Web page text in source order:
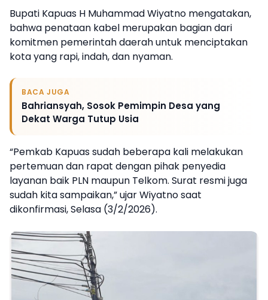
Bupati Kapuas H Muhammad Wiyatno mengatakan,
bahwa penataan kabel merupakan bagian dari
komitmen pemerintah daerah untuk menciptakan
kota yang rapi, indah, dan nyaman.
BACA JUGA
Bahriansyah, Sosok Pemimpin Desa yang
Dekat Warga Tutup Usia
“Pemkab Kapuas sudah beberapa kali melakukan
pertemuan dan rapat dengan pihak penyedia
layanan baik PLN maupun Telkom. Surat resmi juga
sudah kita sampaikan,” ujar Wiyatno saat
dikonfirmasi, Selasa (3/2/2026).